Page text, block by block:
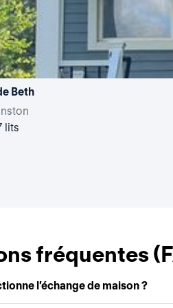
Beth
lits
fréquentes
l’échange de maison ?